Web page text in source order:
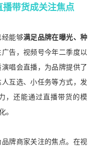
带货成关注焦点
经能够满足品牌在曝光、种
告，视频号今年二季度以
唱会直播，为品牌提供了
互选、小任务等方式，发
，还能通过直播带货的模
。
牌商家关注的焦点。在视